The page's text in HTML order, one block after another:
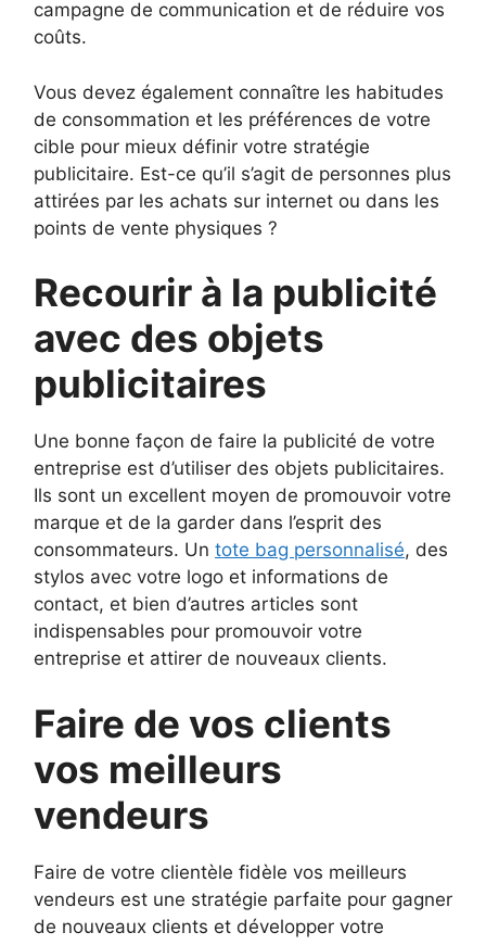
campagne de communication et de réduire vos
coûts.
Vous devez également connaître les habitudes
de consommation et les préférences de votre
cible pour mieux définir votre stratégie
publicitaire. Est-ce qu’il s’agit de personnes plus
attirées par les achats sur internet ou dans les
points de vente physiques ?
Recourir à la publicité
avec des objets
publicitaires
Une bonne façon de faire la publicité de votre
entreprise est d’utiliser des objets publicitaires.
Ils sont un excellent moyen de promouvoir votre
marque et de la garder dans l’esprit des
consommateurs. Un tote bag personnalisé, des
stylos avec votre logo et informations de
contact, et bien d’autres articles sont
indispensables pour promouvoir votre
entreprise et attirer de nouveaux clients.
Faire de vos clients
vos meilleurs
vendeurs
Faire de votre clientèle fidèle vos meilleurs
vendeurs est une stratégie parfaite pour gagner
de nouveaux clients et développer votre